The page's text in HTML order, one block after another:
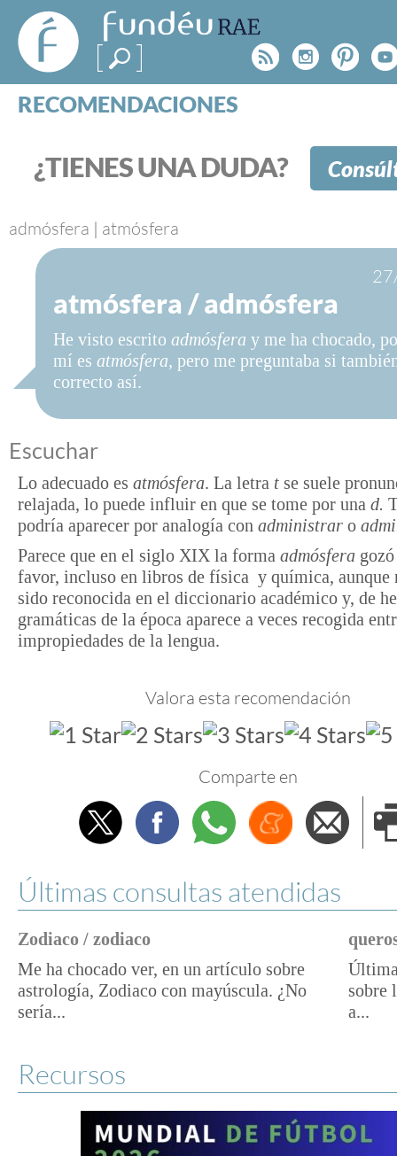
FundéuRAE
- Fundación
del Español
Urgente
Rss
RECOMENDACIONES
CATEGORÍAS
ESPECIALES
BLOG
NOTICIAS
SOBRE LA FUNDÉURAE
FundéuRAE es una fundación patrocinada por la
el buen uso del español en los medios de
Internet.
¿TIENES UNA DUDA?
admósfera | atmósfera
atmósfera / admósfera
He visto escrito admósfera y me ha chocado,
mí es atmósfera, pero me preguntaba si
correcto así.
Escuchar
Lo adecuado es atmósfera. La letra t se suele
relajada, lo puede influir en que se tome por una d.
podría aparecer por analogía con administrar o
Parece que en el siglo XIX la forma admósfera
favor, incluso en libros de física y química, aunque
sido reconocida en el diccionario académico y, de
gramáticas de la época aparece a veces recogida
impropiedades de la lengua.
Valora esta recomendación
Comparte en
TwitterFacebookWhatsappMenéame
Últimas consultas atendidas
Zodiaco / zodiaco
Me ha chocado ver, en un artículo sobre
astrología, Zodiaco con mayúscula. ¿No
sería...
sobre
a...
Recursos